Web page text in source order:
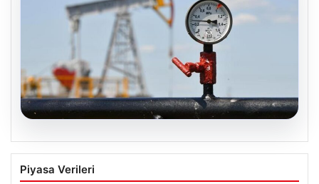
05.08.2026
Petrol fiyatları 25 Mayıs: Petrol fiyatları
düştü mü, ne kadar oldu? Brent petrol
Piyasa Verileri